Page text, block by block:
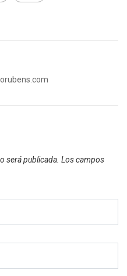
será publicada. Los campos